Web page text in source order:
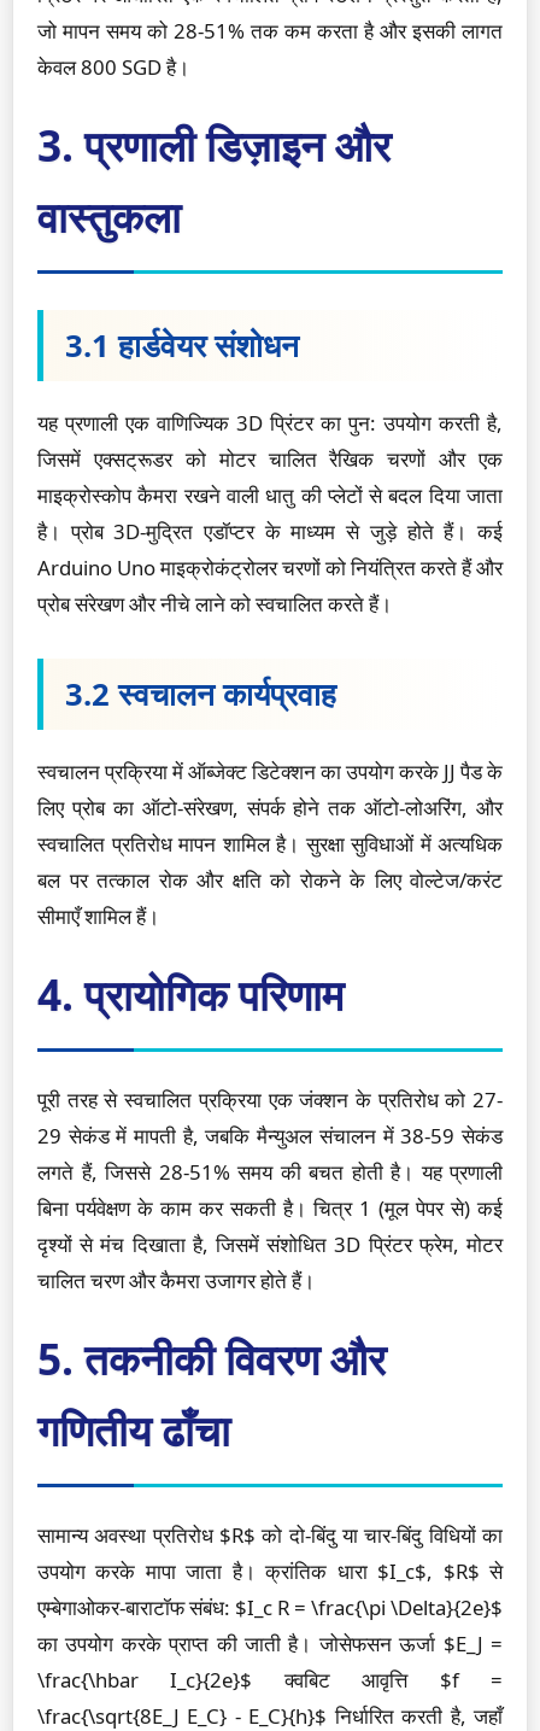
जो मापन समय को 28-51% तक कम करता है और इसकी लागत
केवल 800 SGD है।
3. प्रणाली डिज़ाइन और
वास्तुकला
3.1 हार्डवेयर संशोधन
यह प्रणाली एक वाणिज्यिक 3D प्रिंटर का पुन: उपयोग करती है,
जिसमें एक्सट्रूडर को मोटर चालित रैखिक चरणों और एक
माइक्रोस्कोप कैमरा रखने वाली धातु की प्लेटों से बदल दिया जाता
है। प्रोब 3D-मुद्रित एडॉप्टर के माध्यम से जुड़े होते हैं। कई
Arduino Uno माइक्रोकंट्रोलर चरणों को नियंत्रित करते हैं और
प्रोब संरेखण और नीचे लाने को स्वचालित करते हैं।
3.2 स्वचालन कार्यप्रवाह
स्वचालन प्रक्रिया में ऑब्जेक्ट डिटेक्शन का उपयोग करके JJ पैड के
लिए प्रोब का ऑटो-संरेखण, संपर्क होने तक ऑटो-लोअरिंग, और
स्वचालित प्रतिरोध मापन शामिल है। सुरक्षा सुविधाओं में अत्यधिक
बल पर तत्काल रोक और क्षति को रोकने के लिए वोल्टेज/करंट
सीमाएँ शामिल हैं।
4. प्रायोगिक परिणाम
पूरी तरह से स्वचालित प्रक्रिया एक जंक्शन के प्रतिरोध को 27-
29 सेकंड में मापती है, जबकि मैन्युअल संचालन में 38-59 सेकंड
लगते हैं, जिससे 28-51% समय की बचत होती है। यह प्रणाली
बिना पर्यवेक्षण के काम कर सकती है। चित्र 1 (मूल पेपर से) कई
दृश्यों से मंच दिखाता है, जिसमें संशोधित 3D प्रिंटर फ्रेम, मोटर
चालित चरण और कैमरा उजागर होते हैं।
5. तकनीकी विवरण और
गणितीय ढाँचा
सामान्य अवस्था प्रतिरोध $R$ को दो-बिंदु या चार-बिंदु विधियों का
उपयोग करके मापा जाता है। क्रांतिक धारा $I_c$, $R$ से
एम्बेगाओकर-बाराटॉफ संबंध: $I_c R = \frac{\pi \Delta}{2e}$
का उपयोग करके प्राप्त की जाती है। जोसेफसन ऊर्जा $E_J =
\frac{\hbar I_c}{2e}$ क्वबिट आवृत्ति $f =
\frac{\sqrt{8E_J E_C} - E_C}{h}$ निर्धारित करती है, जहाँ